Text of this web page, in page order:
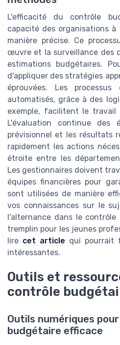
L'efficacité du contrôle
capacité des organisations
manière précise. Ce
œuvre et la surveillance des
estimations budgétaires.
d'appliquer des stratégies
éprouvées. Les
automatisés, grâce à des
exemple, facilitent le travail
L'évaluation continue des
prévisionnel et les résultats
rapidement les actions
étroite entre les
Les gestionnaires doivent
équipes financières pour
sont utilisées de manière
vos connaissances sur le
l'alternance dans le
tremplin pour les jeunes
lire cet article qui pourrait
intéressantes.
Outils et
contrôle
Outils numériques
budgétaire efficace